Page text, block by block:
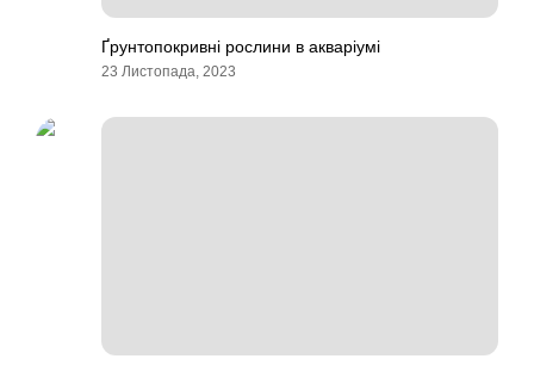
Ґрунтопокривні рослини в акваріумі
23 Листопада, 2023